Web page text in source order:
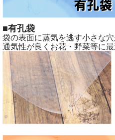
■有孔袋
袋の表面に蒸気を逃す小さな穴
通気性が良くお花・野菜等に最